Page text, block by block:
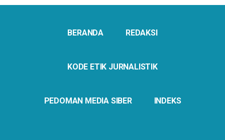
BERANDA REDAKSI
KODE ETIK JURNALISTIK
PEDOMAN MEDIA SIBER INDEKS